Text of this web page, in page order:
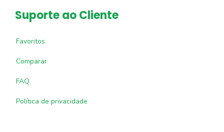
Suporte ao Cliente
Favoritos
Comparar
FAQ
Política de privacidade